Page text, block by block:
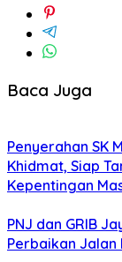
Baca Juga
Penyerahan SK
Khidmat, Siap
Kepentingan
PNJ dan GRIB
Perbaikan Jalan